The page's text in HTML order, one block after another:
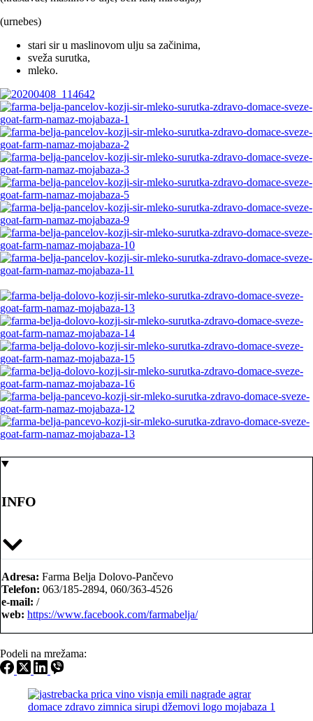
(urnebes)
stari sir u maslinovom ulju sa začinima,
sveža surutka,
mleko.
INFO
Adresa: Farma Belja Dolovo-Pančevo
Telefon: 063/185-2894, 060/363-4526
e-mail: /
web: https://www.facebook.com/farmabelja/
Podeli na mrežama: